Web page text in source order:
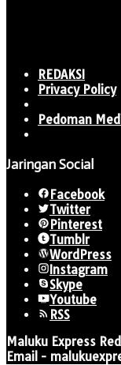
REDAKSI
Privacy Policy
Pedoman
Jaringan Social
Facebook
Twitter
Pinterest
Tumblr
WordPress
Instagram
Skype
Youtube
RSS
Maluku Express
Email -